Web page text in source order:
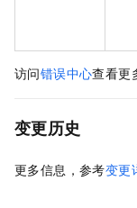
访问错误中心查看更
变更历史
更多信息，参考变更